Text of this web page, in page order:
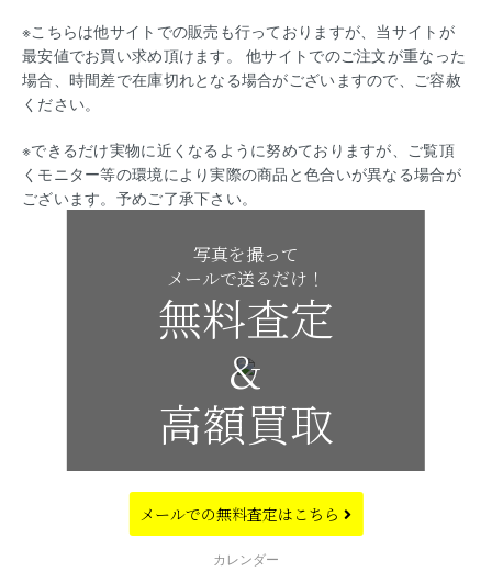
※こちらは他サイトでの販売も行っておりますが、当サイトが
最安値でお買い求め頂けます。 他サイトでのご注文が重なった
場合、時間差で在庫切れとなる場合がございますので、ご容赦
ください。
※できるだけ実物に近くなるように努めておりますが、ご覧頂
くモニター等の環境により実際の商品と色合いが異なる場合が
ございます。予めご了承下さい。
写真を撮って
メールで送るだけ！
無料査定
&
高額買取
メールでの無料査定はこちら
CALENDAR
カレンダー